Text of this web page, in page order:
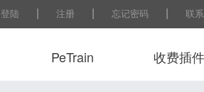
登陆 | 注册 | 忘记密码 | 联
PeTrain 收费插件